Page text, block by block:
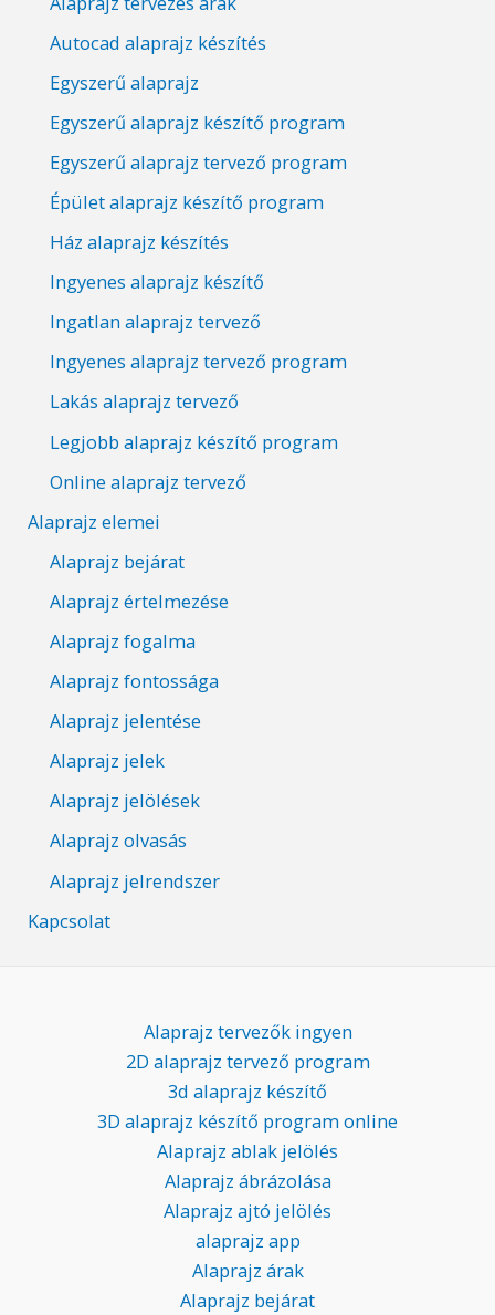
Autocad alaprajz készítés
Egyszerű alaprajz
Egyszerű alaprajz készítő program
Egyszerű alaprajz tervező program
Épület alaprajz készítő program
Ház alaprajz készítés
Ingyenes alaprajz készítő
Ingatlan alaprajz tervező
Ingyenes alaprajz tervező program
Lakás alaprajz tervező
Legjobb alaprajz készítő program
Online alaprajz tervező
Alaprajz elemei
Alaprajz bejárat
Alaprajz értelmezése
Alaprajz fogalma
Alaprajz fontossága
Alaprajz jelentése
Alaprajz jelek
Alaprajz jelölések
Alaprajz olvasás
Alaprajz jelrendszer
Kapcsolat
Alaprajz tervezők ingyen
2D alaprajz tervező program
3d alaprajz készítő
3D alaprajz készítő program online
Alaprajz ablak jelölés
Alaprajz ábrázolása
Alaprajz ajtó jelölés
alaprajz app
Alaprajz árak
Alaprajz bejárat